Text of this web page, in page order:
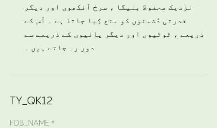
نزدیک محفوظ بنیگا ، سرخ آنکھوں اور دیگر
قدرتی دُشمنوں کو منع کِیا جاتا ہے ۔ اُس کے
ذریعے ، ٹوٹیوں اور دیگر پانیوں کے ذریعے سے
دور رہ جاتے ہیں ۔
TY_QK12
FDB_NAME *